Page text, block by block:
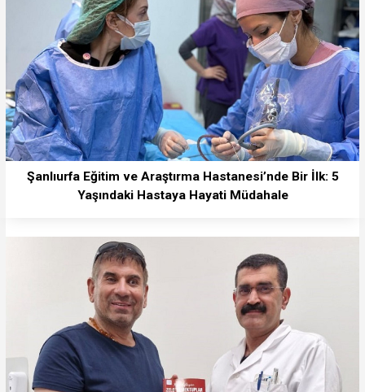
Şanlıurfa Eğitim ve Araştırma Hastanesi’nde Bir İlk: 5
Yaşındaki Hastaya Hayati Müdahale